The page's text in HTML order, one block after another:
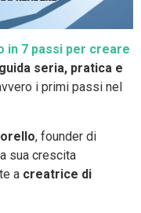
in 7 passi per creare
guida seria, pratica e
i primi passi nel
, founder di
sua crescita
a creatrice di